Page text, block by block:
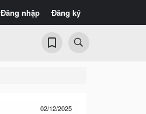
Đăng nhập Đăng ký
02/12/2025